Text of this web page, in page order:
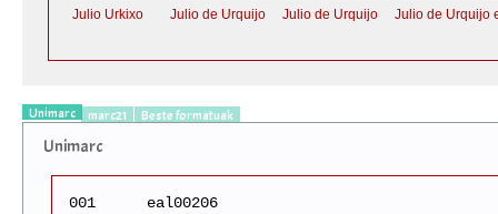
Julio Urkixo
Julio de Urquijo Julio de Urquijo Julio de Urquijo
Unimarc marc21 Beste formatuak
Unimarc
001
eal00206